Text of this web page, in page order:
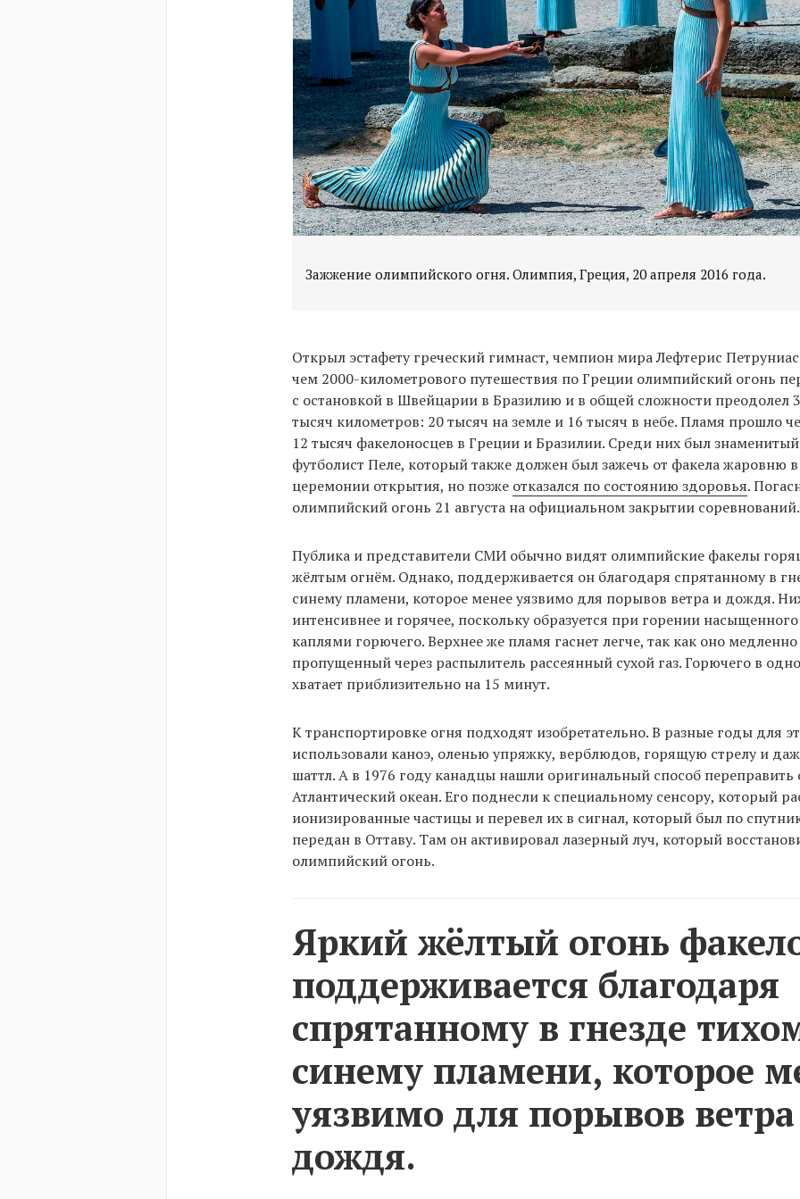
Зажжение олимпийского огня. Олимпия, Греция, 20 апреля 2016 года.
Открыл эстафету греческий гимнаст, чемпион мира Лефтерис
чем 2000-километрового путешествия по Греции олимпийский огонь
с остановкой в Швейцарии в Бразилию и в общей сложности преодолел
тысяч километров: 20 тысяч на земле и 16 тысяч в небе. Пламя прошло
12 тысяч факелоносцев в Греции и Бразилии. Среди них был
футболист Пеле, который также должен был зажечь от факела жаровню
церемонии открытия, но позже отказался по состоянию здоровья.
олимпийский огонь 21 августа на официальном закрытии соревнований.
Публика и представители СМИ обычно видят олимпийские факелы
жёлтым огнём. Однако, поддерживается он благодаря спрятанному в
синему пламени, которое менее уязвимо для порывов ветра и дождя.
интенсивнее и горячее, поскольку образуется при горении
каплями горючего. Верхнее же пламя гаснет легче, так как оно
пропущенный через распылитель рассеянный сухой газ. Горючего в
хватает приблизительно на 15 минут.
К транспортировке огня подходят изобретательно. В разные годы для
использовали каноэ, оленью упряжку, верблюдов, горящую стрелу и
шаттл. А в 1976 году канадцы нашли оригинальный способ переправить
Атлантический океан. Его поднесли к специальному сенсору, который
ионизированные частицы и перевел их в сигнал, который был по
передан в Оттаву. Там он активировал лазерный луч, который
олимпийский огонь.
Яркий жёлтый огонь
поддерживается благодаря
спрятанному в гнезде
синему пламени, которое
уязвимо для порывов
дождя.